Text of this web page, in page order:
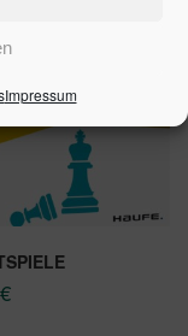
Impressum
€